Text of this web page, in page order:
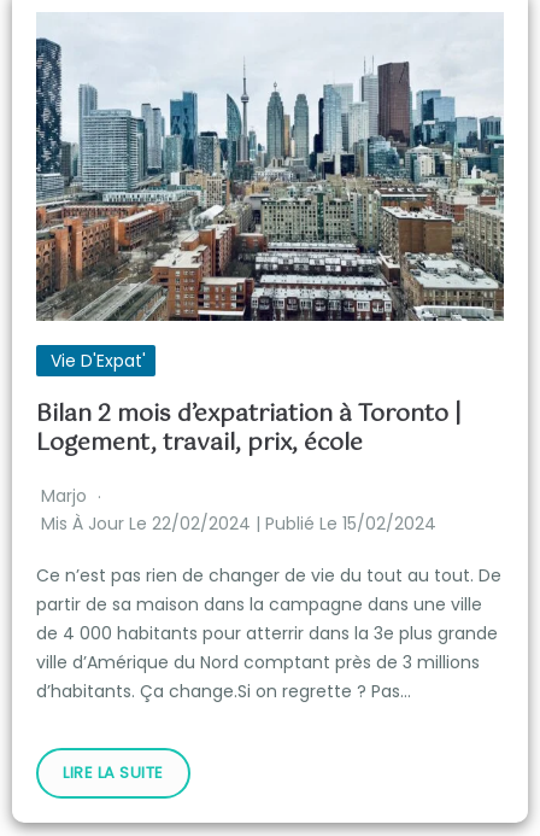
Vie D'Expat'
Bilan 2 mois d’expatriation à Toronto |
Logement, travail, prix, école
Marjo
Mis À Jour Le 22/02/2024 | Publié Le 15/02/2024
Ce n’est pas rien de changer de vie du tout au tout. De
partir de sa maison dans la campagne dans une ville
de 4 000 habitants pour atterrir dans la 3e plus grande
ville d’Amérique du Nord comptant près de 3 millions
d’habitants. Ça change.Si on regrette ? Pas…
LIRE LA SUITE